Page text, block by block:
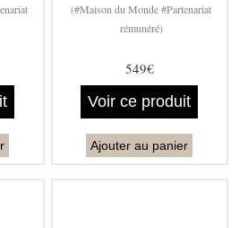
(#Maison du Monde #Partenariat
rémunéré)
549€
Voir ce produit
Ajouter au panier